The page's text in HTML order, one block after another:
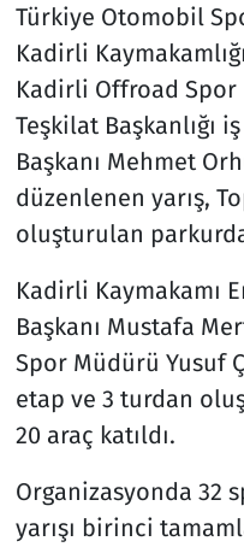
Türkiye Otomobil
Kadirli
Kadirli Offroad Spor
Teşkilat Başkanlığı
Başkanı Mehmet
düzenlenen yarış,
oluşturulan
Kadirli Kaymakamı
Başkanı Mustafa
Spor Müdürü Yusuf
etap ve 3 turdan
20 araç katıldı.
Organizasyonda 32
yarışı birinci
Seçim 2023
Spor
Teknoloji ve Bilim
Televizyon